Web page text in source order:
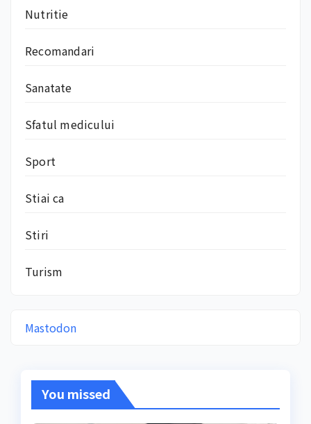
Nutritie
Recomandari
Sanatate
Sfatul medicului
Sport
Stiai ca
Stiri
Turism
Mastodon
You missed